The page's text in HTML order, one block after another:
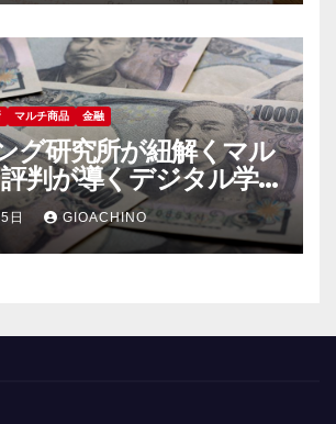
マルチ商品 金融
グ研究所が紐解くマル
判が導くデジタル学
日 GIOACHINO